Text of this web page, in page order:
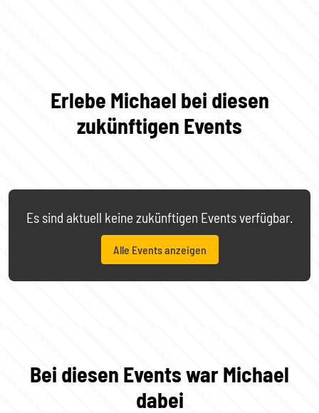
Erlebe Michael bei diesen
zukünftigen Events
Es sind aktuell keine zukünftigen Events verfügbar.
Alle Events anzeigen
Bei diesen Events war Michael
dabei